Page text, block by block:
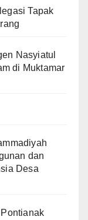
Tapak
Nasyiatul
di Muktamar
dan
Desa